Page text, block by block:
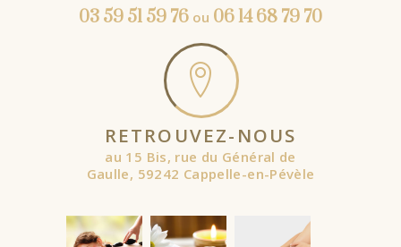
03 59 51 59 76 ou 06 14 68 79 70
RETROUVEZ-NOUS
au 15 Bis, rue du Général de
Gaulle, 59242 Cappelle-en-Pévèle